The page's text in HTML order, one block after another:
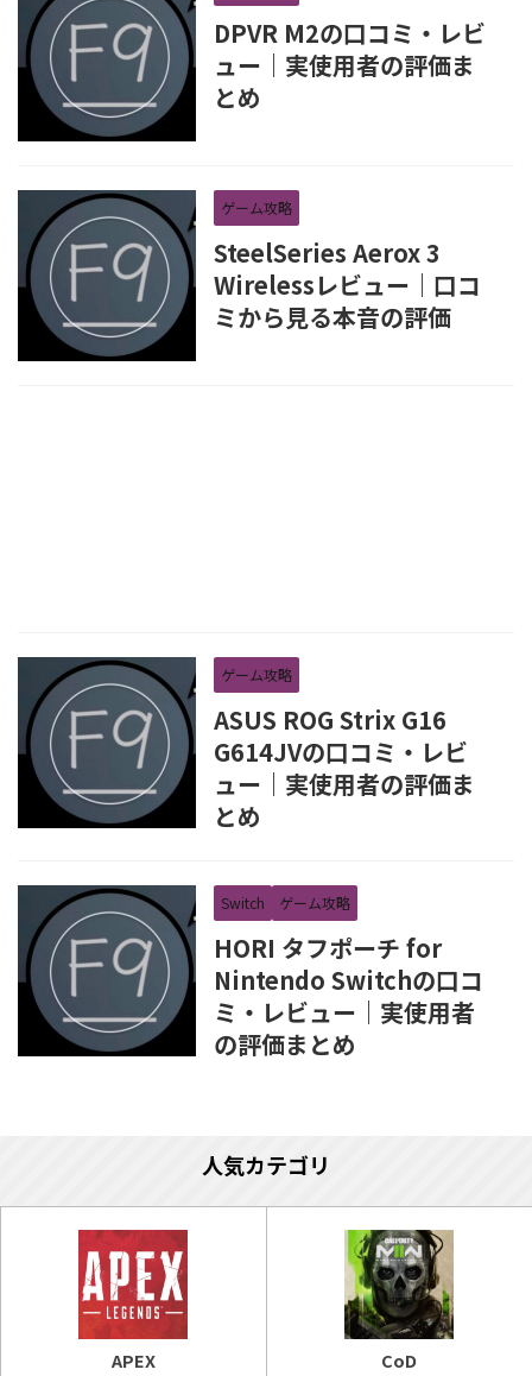
DPVR M2の口コミ・レビ
ュー｜実使用者の評価ま
とめ
ゲーム攻略
SteelSeries Aerox 3
Wirelessレビュー｜口コ
ミから見る本音の評価
ゲーム攻略
ASUS ROG Strix G16
G614JVの口コミ・レビ
ュー｜実使用者の評価ま
とめ
Switch ゲーム攻略
HORI タフポーチ for
Nintendo Switchの口コ
ミ・レビュー｜実使用者
の評価まとめ
人気カテゴリ
APEX CoD